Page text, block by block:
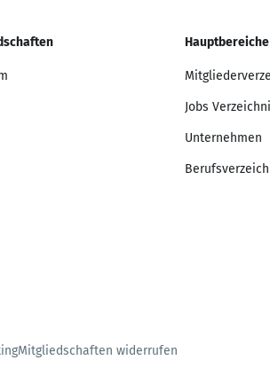
Hauptbereiche
Jobs
Unternehmen
Mitgliedschaften widerrufen